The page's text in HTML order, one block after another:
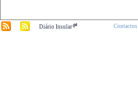
Diário Insular.pt Contactos